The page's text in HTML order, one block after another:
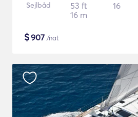
Sejlbåd
53 ft
16 m
16
$907 /nat